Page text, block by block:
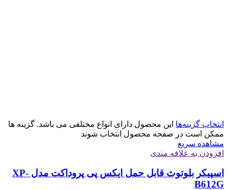
انتخاب گزینه‌ها این محصول دارای انواع مختلفی می باشد. گزینه ها
ممکن است در صفحه محصول انتخاب شوند
مشاهده سریع
افزودن به علاقه مندی
اسپیکر بلوتوث قابل حمل ایکس پی پروداکت مدل XP-
B612G